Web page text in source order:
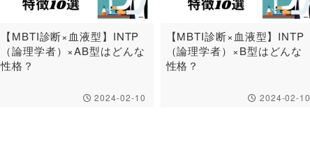
【MBTI診断×血液型】INTP
（論理学者）×AB型はどんな
性格？
2024-02-10
【MBTI診断×血液型】INTP
（論理学者）×B型はどんな
性格？
2024-02-10